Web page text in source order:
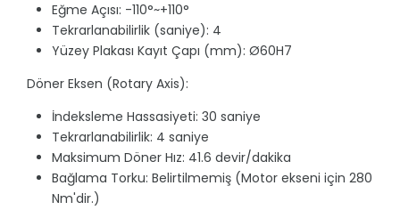
Eğme Açısı: -110°~+110°
Tekrarlanabilirlik (saniye): 4
Yüzey Plakası Kayıt Çapı (mm): Ø60H7
Döner Eksen (Rotary Axis):
İndeksleme Hassasiyeti: 30 saniye
Tekrarlanabilirlik: 4 saniye
Maksimum Döner Hız: 41.6 devir/dakika
Bağlama Torku: Belirtilmemiş (Motor ekseni için 280
Nm'dir.)